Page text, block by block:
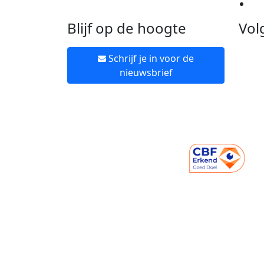
Blijf op de hoogte
Schrijf je in voor de
nieuwsbrief